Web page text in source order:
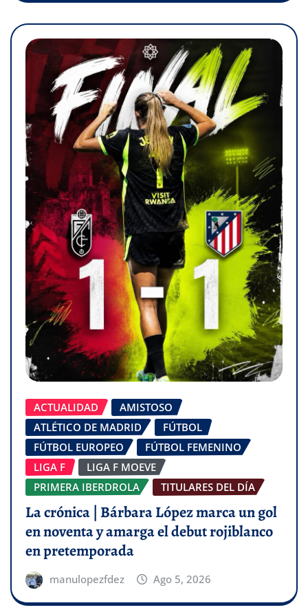
ACTUALIDAD
AMISTOSO
ATLÉTICO DE MADRID
FÚTBOL
FÚTBOL EUROPEO
FÚTBOL FEMENINO
LIGA F
LIGA F MOEVE
PRIMERA IBERDROLA
TITULARES DEL DÍA
La crónica | Bárbara López marca un gol
en noventa y amarga el debut rojiblanco
en pretemporada
manulopezfdez Ago 5, 2026